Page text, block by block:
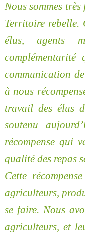
Nous sommes
Territoire rebelle.
élus, agents
communication
à nous
travail des élus
soutenu
récompense qui
qualité des repas
Cette
agriculteurs,
se faire. Nous
agriculteurs, et